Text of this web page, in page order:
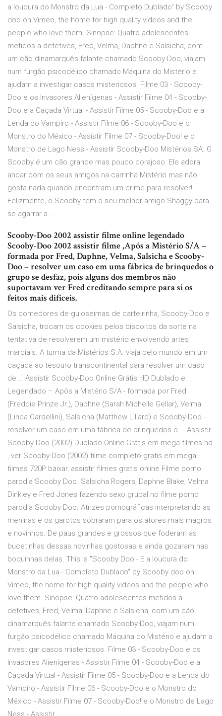
a loucura do Monstro da Lua - Completo Dublado" by Scooby
doo on Vimeo, the home for high quality videos and the
people who love them. Sinopse: Quatro adolescentes
metidos a detetives, Fred, Velma, Daphne e Salsicha, com
um cão dinamarquês falante chamado Scooby-Doo, viajam
num furgão psicodélico chamado Máquina do Mistério e
ajudam a investigar casos misteriosos. Filme 03 - Scooby-
Doo e os Invasores Alienígenas - Assistir Filme 04 - Scooby-
Doo e a Caçada Virtual - Assistir Filme 05 - Scooby-Doo e a
Lenda do Vampiro - Assistir Filme 06 - Scooby-Doo e o
Monstro do México - Assistir Filme 07 - Scooby-Doo! e o
Monstro de Lago Ness - Assistir Scooby-Doo Mistérios SA. O
Scooby é um cão grande mas pouco corajoso. Ele adora
andar com os seus amigos na carrinha Mistério mas não
gosta nada quando encontram um crime para resolver!
Felizmente, o Scooby tem o seu melhor amigo Shaggy para
se agarrar a …
Scooby-Doo 2002 assistir filme online legendado
Scooby-Doo 2002 assistir filme ,Após a Mistério S/A –
formada por Fred, Daphne, Velma, Salsicha e Scooby-
Doo – resolver um caso em uma fábrica de brinquedos o
grupo se desfaz, pois alguns dos membros não
suportavam ver Fred creditando sempre para si os
feitos mais difíceis.
Os comedores de guloseimas de carteirinha, Scooby-Doo e
Salsicha, trocam os cookies pelos biscoitos da sorte na
tentativa de resolverem um mistério envolvendo artes
marciais. A turma da Mistérios S.A. viaja pelo mundo em um
caçada ao tesouro transcontinental para resolver um caso
de … Assistir Scooby-Doo Online Grátis HD Dublado e
Legendado – Após a Mistério S/A - formada por Fred
(Freddie Prinze Jr.), Daphne (Sarah Michelle Gellar), Velma
(Linda Cardellini), Salsicha (Matthew Lillard) e Scooby-Doo -
resolver um caso em uma fábrica de brinquedos o … Assistir
Scooby-Doo (2002) Dublado Online Grátis em mega filmes hd
, ver Scooby-Doo (2002) filme completo gratis em mega
filmes 720P baixar, assistir filmes gratis online Filme porno
parodia Scooby Doo. Salsicha Rogers, Daphne Blake, Velma
Dinkley e Fred Jones fazendo sexo grupal no filme porno
parodia Scooby Doo. Atrizes pornográficas interpretando as
meninas e os garotos sobraram para os atores mais magros
e novinhos. De paus grandes e grossos que foderam as
bucetinhas dessas novinhas gostosas e ainda gozaram nas
boquinhas delas. This is "Scooby Doo - E a loucura do
Monstro da Lua - Completo Dublado" by Scooby doo on
Vimeo, the home for high quality videos and the people who
love them. Sinopse: Quatro adolescentes metidos a
detetives, Fred, Velma, Daphne e Salsicha, com um cão
dinamarquês falante chamado Scooby-Doo, viajam num
furgão psicodélico chamado Máquina do Mistério e ajudam a
investigar casos misteriosos. Filme 03 - Scooby-Doo e os
Invasores Alienígenas - Assistir Filme 04 - Scooby-Doo e a
Caçada Virtual - Assistir Filme 05 - Scooby-Doo e a Lenda do
Vampiro - Assistir Filme 06 - Scooby-Doo e o Monstro do
México - Assistir Filme 07 - Scooby-Doo! e o Monstro de Lago